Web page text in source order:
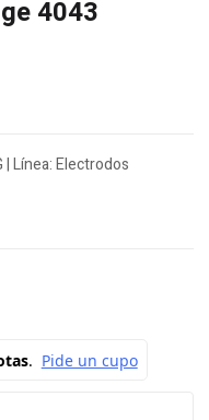
4043
| Línea: Electrodos